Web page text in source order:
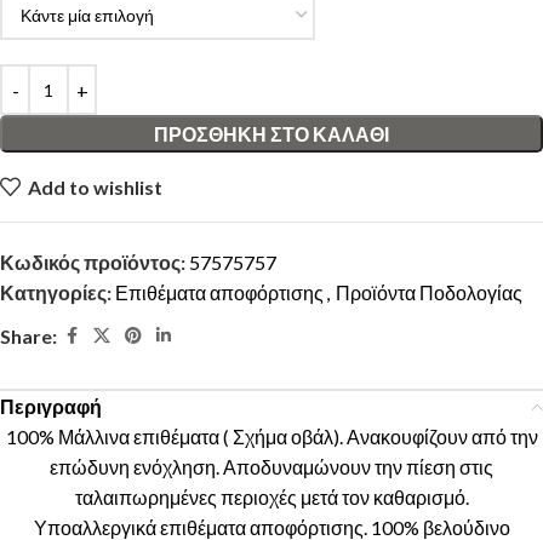
ΠΡΟΣΘΉΚΗ ΣΤΟ ΚΑΛΆΘΙ
Add to wishlist
Κωδικός προϊόντος: 57575757
Κατηγορίες: Επιθέματα αποφόρτισης , Προϊόντα Ποδολογίας
Share:
Περιγραφή
100% Μάλλινα επιθέματα ( Σχήμα οβάλ). Ανακουφίζουν από την
επώδυνη ενόχληση. Αποδυναμώνουν την πίεση στις
ταλαιπωρημένες περιοχές μετά τον καθαρισμό.
Υποαλλεργικά επιθέματα αποφόρτισης. 100% βελούδινο